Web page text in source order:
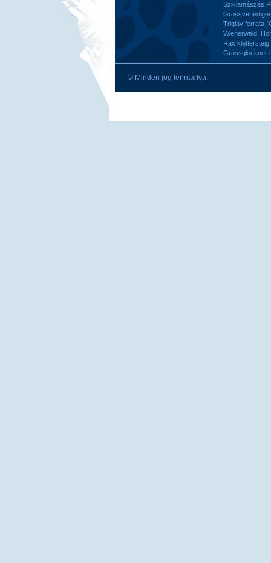
Sziklamászás
Triglav ferrata
Wienerwald,
Rax
Grossglockner
© Minden jog fenntartva.